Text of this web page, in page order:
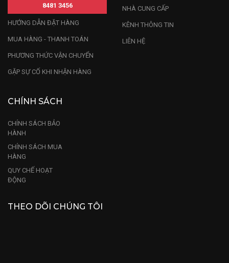
8481 3456
HƯỚNG DẪN ĐẶT HÀNG
MUA HÀNG - THANH TOÁN
PHƯƠNG THỨC VẬN CHUYỂN
GẶP SỰ CỐ KHI NHẬN HÀNG
NHÀ CUNG CẤP
KÊNH THÔNG TIN
LIÊN HỆ
CHÍNH SÁCH
CHÍNH SÁCH BẢO
HÀNH
CHÍNH SÁCH MUA
HÀNG
QUY CHẾ HOẠT
ĐỘNG
THEO DÕI CHÚNG TÔI